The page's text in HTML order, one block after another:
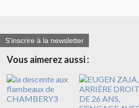
S'inscrire à la newsletter
Vous aimerez aussi :